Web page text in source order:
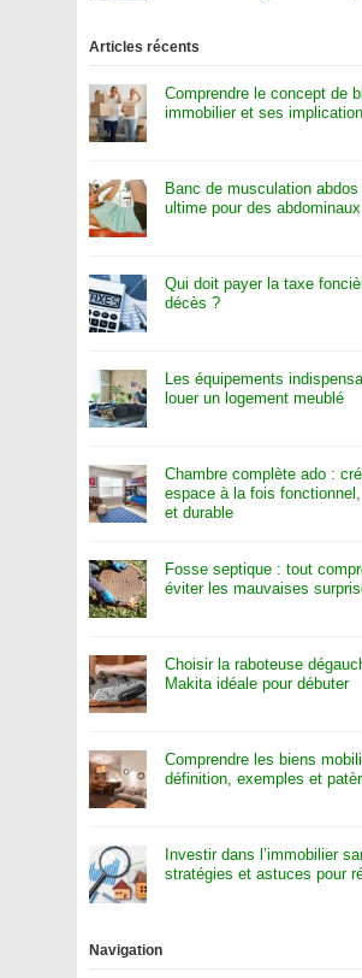
Articles récents
Comprendre le concept de
immobilier et ses
Banc de musculation
ultime pour des
Qui doit payer la taxe
décès ?
Les équipements
louer un logement meublé
Chambre complète ado :
espace à la fois
et durable
Fosse septique : tout
éviter les mauvaises
Choisir la raboteuse
Makita idéale pour débuter
Comprendre les biens
définition, exemples et
Investir dans l’immobilier
stratégies et astuces pour
Navigation